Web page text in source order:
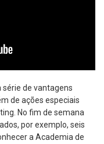
série de vantagens
de ações especiais
No fim de semana
por exemplo, seis
a Academia de